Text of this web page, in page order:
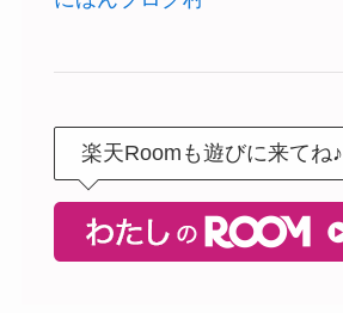
楽天Roomも遊びに来てね♪